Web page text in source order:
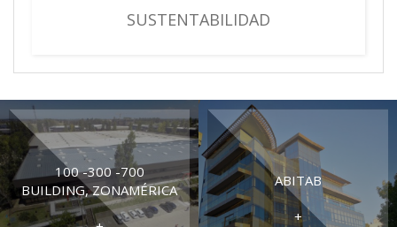
SUSTENTABILIDAD
100 -300 -700
BUILDING, ZONAMÉRICA
ABITAB
+